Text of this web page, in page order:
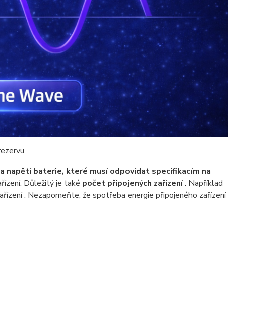
napětí baterie, které musí odpovídat specifikacím na
Důležitý je také počet připojených zařízení. Například
. Nezapomeňte, že spotřeba energie připojeného zařízení